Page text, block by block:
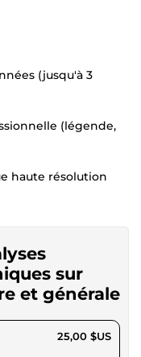
(jusqu'à 3
(légende,
haute résolution
sur
et générale
25,00 $US